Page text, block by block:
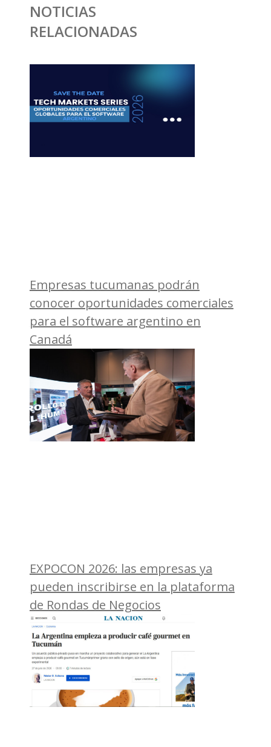
NOTICIAS
RELACIONADAS
Empresas tucumanas podrán
conocer oportunidades comerciales
para el software argentino en
Canadá
EXPOCON 2026: las empresas ya
pueden inscribirse en la plataforma
de Rondas de Negocios